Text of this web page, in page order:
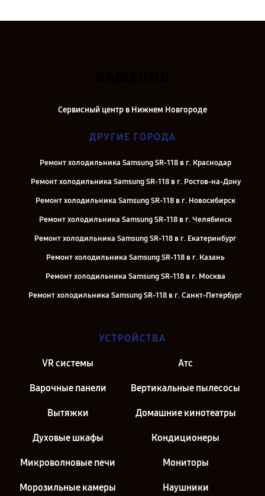
Сервисный центр в Нижнем Новгороде
ДРУГИЕ ГОРОДА
Ремонт холодильника Samsung SR-118 в г. Краснодар
Ремонт холодильника Samsung SR-118 в г. Ростов-на-Дону
Ремонт холодильника Samsung SR-118 в г. Новосибирск
Ремонт холодильника Samsung SR-118 в г. Челябинск
Ремонт холодильника Samsung SR-118 в г. Екатеринбург
Ремонт холодильника Samsung SR-118 в г. Казань
Ремонт холодильника Samsung SR-118 в г. Москва
Ремонт холодильника Samsung SR-118 в г. Санкт-Петербург
УСТРОЙСТВА
VR системы Атс
Варочные панели Вертикальные пылесосы
Вытяжки Домашние кинотеатры
Духовые шкафы Кондиционеры
Микроволновые печи Мониторы
Морозильные камеры Наушники